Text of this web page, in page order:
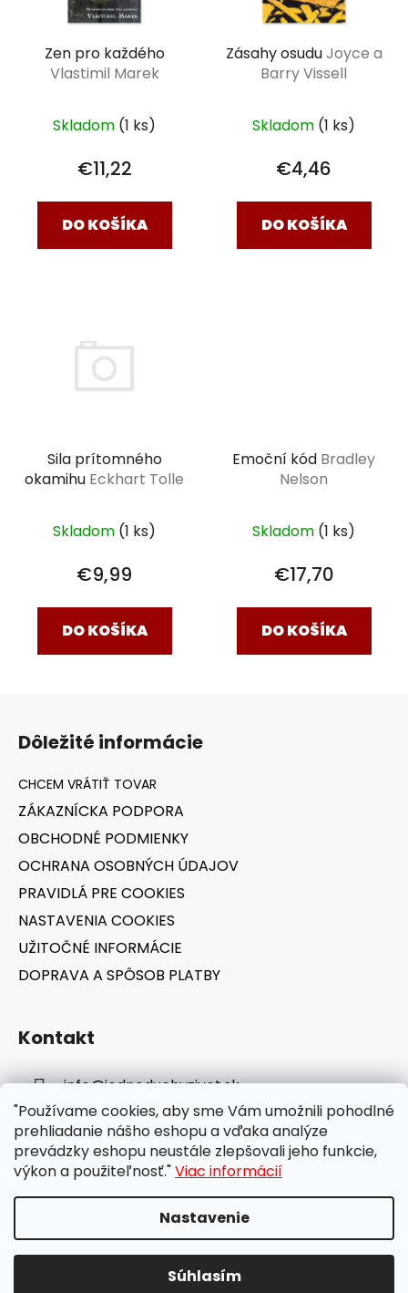
"Používame cookies, aby sme Vám umožnili pohodlné
prehliadanie nášho eshopu a vďaka analýze
prevádzky eshopu neustále zlepšovali jeho funkcie,
výkon a použiteľnosť."Viac informácií
Nastavenie
Súhlasím
Zen pro každého
Vlastimil Marek
Skladom (1 ks)
€11,22
DO KOŠÍKA
Zásahy osuduJoyce a
Barry Vissell
Skladom (1 ks)
€4,46
DO KOŠÍKA
Sila prítomného
okamihu Eckhart Tolle
Skladom (1 ks)
€9,99
DO KOŠÍKA
Emoční kód Bradley
Nelson
Skladom (1 ks)
€17,70
DO KOŠÍKA
Dôležité informácie
ZÁKAZNÍCKA PODPORA
OBCHODNÉ PODMIENKY
OCHRANA OSOBNÝCH ÚDAJOV
PRAVIDLÁ PRE COOKIES
NASTAVENIA COOKIES
UŽITOČNÉ INFORMÁCIE
DOPRAVA A SPÔSOB PLATBY
Kontakt
info@jednoduchyzivot.sk
E-shop: 0948 647 767
Vytvoril Shoptet
jednoduchyzivot.sk